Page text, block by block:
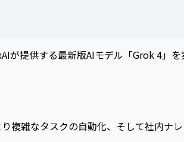
が提供する最新版AIモデル「Grok 4」
複雑なタスクの自動化、そして社内ナ